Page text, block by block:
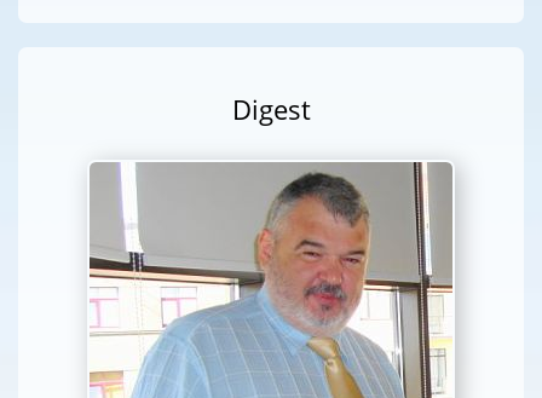
Digest